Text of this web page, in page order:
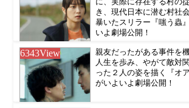
に、実際に存在する村の
き、現代日本に潜む村社
暴いたスリラー『嗤う蟲
いよ劇場公開！
6343View
親友だったがある事件を
人生を歩み、やがて敵対
った２人の姿を描く『オア
がいよいよ劇場公開！